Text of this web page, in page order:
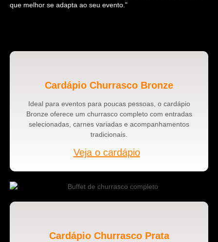
que melhor se adapta ao seu evento.”
Cardápio Churrasco Bronze
Ideal para eventos para poucas pessoas, o cardápio
Bronze oferece um churrasco completo com entradas
selecionadas, carnes variadas e acompanhamentos
tradicionais.
Veja o cardápio
Cardápio Churrasco Prata